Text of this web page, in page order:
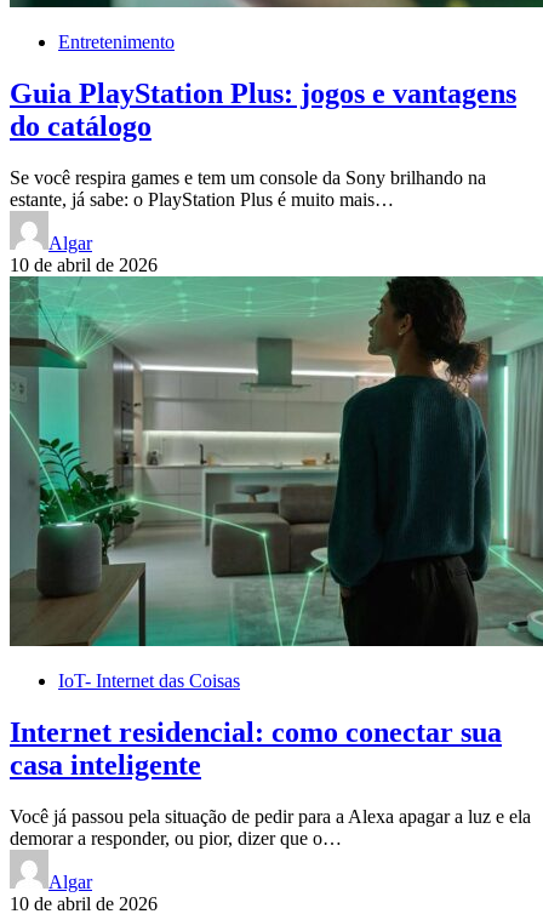
Entretenimento
Guia PlayStation Plus: jogos e vantagens
do catálogo
Se você respira games e tem um console da Sony brilhando na
estante, já sabe: o PlayStation Plus é muito mais…
Algar
10 de abril de 2026
IoT- Internet das Coisas
Internet residencial: como conectar sua
casa inteligente
Você já passou pela situação de pedir para a Alexa apagar a luz e ela
demorar a responder, ou pior, dizer que o…
Algar
10 de abril de 2026